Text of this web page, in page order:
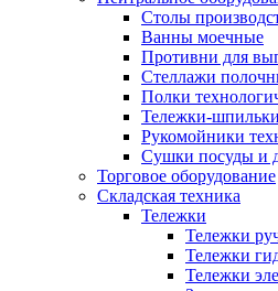
Столы
Ванны моечные
Противни для
Стеллажи
Полки
Тележки-шпильки
Рукомойники
Сушки посуды и
Торговое оборудование
Складская техника
Тележки
Тележки
Тележки
Тележки